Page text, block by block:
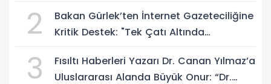
2
Bakan Gürlek’ten İnternet Gazeteciliğine
Kritik Destek: "Tek Çatı Altında
Hazırız"
3
Fısıltı Haberleri Yazarı Dr. Canan Yılmaz’a
Uluslararası Alanda Büyük Onur: “Dr.